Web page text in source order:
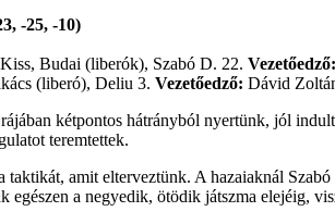
-25, -10)
Kiss, Budai (liberók), Szabó D. 22. Vezetőedző:
(liberó), Deliu 3. Vezetőedző: Dávid
kétpontos hátrányból nyertünk, jól
teremtettek.
amit elterveztünk. A hazaiaknál
a negyedik, ötödik játszma elejéig,